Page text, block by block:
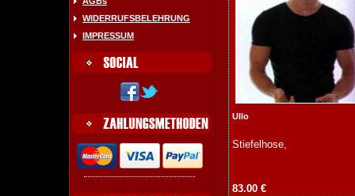
WIDERRUFSBELEHRUNG
IMPRESSUM
Ullo
Stiefelhose,
83.00 €